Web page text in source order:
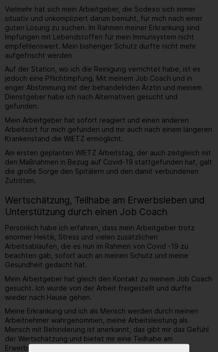
Vielmehr hat sich mein Arbeitgeber, die Sodexo sich immer
situativ und unkompliziert darum bemüht, für mich nach einer
guten Lösung zu suchen. Im Rahmen meiner Erkrankung sind
Impfungen mit Lebendstoffen für mein Immunsystem nicht
empfehlenswert. Mein bisheriger Schutz durfte nicht mehr
aufgefrischt werden
Auf der Station, wo ich die Reinigung verrichtet habe, ist es
jedoch eine Pflichtimpfung. Mit meinem Job Coach und in
enger Abstimmung mit der behandelnden Ärztin und meinem
Dienstgeber habe ich nach Alternativen gesucht und
gefunden.
Mein Arbeitgeber hat sofort reagiert und einen anderen
Arbeitsort für mich gefunden und mir auch nach einem längeren
Krankenstand die WIETZ ermöglicht.
Am ersten geplanten WIETZ Arbeitstag, der auch zeitgleich mit
den Maßnahmen in Bezug auf Covid-19 stattgefunden hat, galt
die große Sorge den Spitälern und den damit verbundenen
Zutritten.
Wertschätzung, Teilhabe am Erwerbsleben und
Unterstützung durch einen Job Coach
Persönlich habe ich erfahren, dass mein Arbeitgeber trotz
enormer Hektik, Stress und vielen zusätzlichen
Arbeitsabläufen, die es nun im Rahmen von Covid -19 zu
beachten gab, sofort auch an meinen Schutz und meine
Gesundheit gedacht hat.
Mein Arbeitgeber hat gleich den Kontakt zu meinem Job Coach
gesucht. Ich wurde von der Arbeit freigestellt und durfte
wieder nach Hause gehen.
Meine Erkrankung und ich als Mensch werden durch meinen
Arbeitnehmer wahrgenommen, meine Arbeitsleistung als
Mensch mit Behinderung ist anerkannt, das gibt mir das Gefühl
der Wertschätzung und bietet mir eine Teilhabe am
Erwerbsleben.